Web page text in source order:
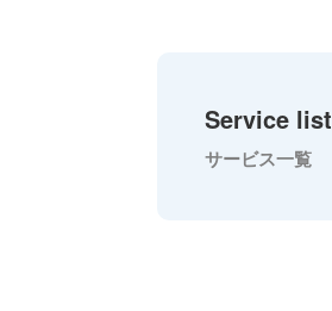
Service list
サービス一覧